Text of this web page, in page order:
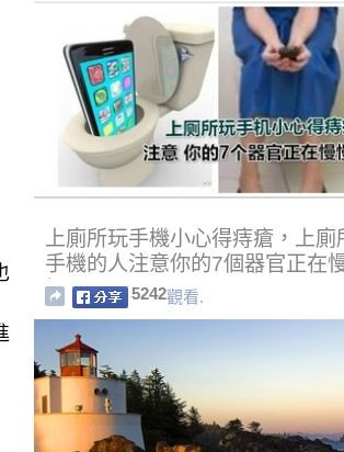
上廁所玩手機小心得痔瘡，上廁
手機的人注意你的7個器官正在
損
5242觀看.